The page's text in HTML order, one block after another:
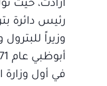
أرادت، حيث
وزيراً